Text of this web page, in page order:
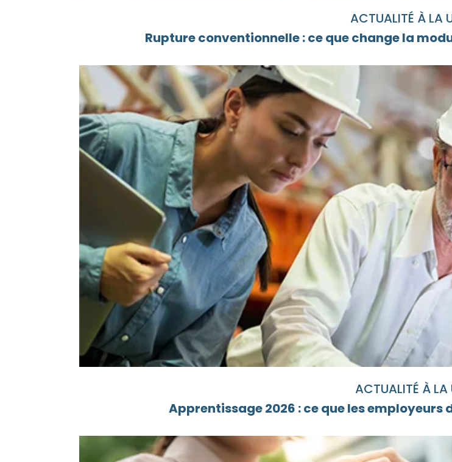
ACTUALITÉ À LA
Rupture conventionnelle : ce que change la
ACTUALITÉ À LA
Apprentissage 2026 : ce que les